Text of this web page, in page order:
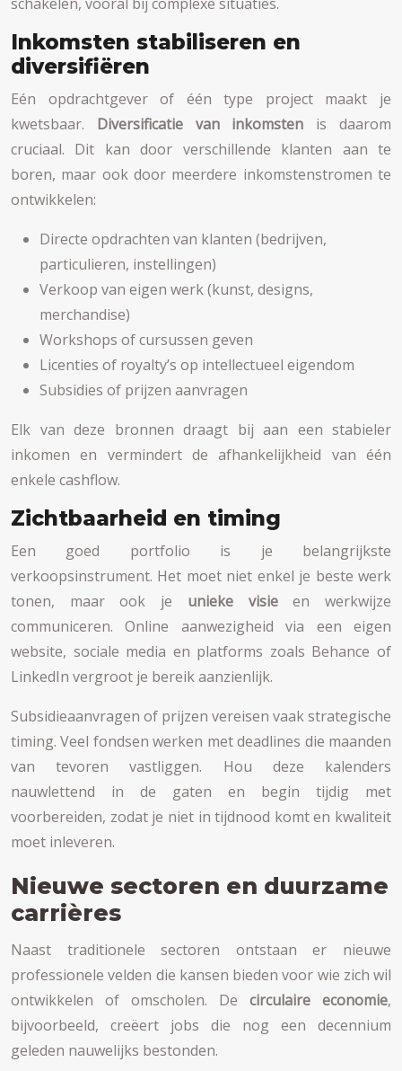
Inkomsten stabiliseren en
diversifiëren
Eén opdrachtgever of één type project maakt je
kwetsbaar. Diversificatie van inkomsten is daarom
cruciaal. Dit kan door verschillende klanten aan te
boren, maar ook door meerdere inkomstenstromen te
ontwikkelen:
Directe opdrachten van klanten (bedrijven,
particulieren, instellingen)
Verkoop van eigen werk (kunst, designs,
merchandise)
Workshops of cursussen geven
Licenties of royalty’s op intellectueel eigendom
Subsidies of prijzen aanvragen
Elk van deze bronnen draagt bij aan een stabieler
inkomen en vermindert de afhankelijkheid van één
enkele cashflow.
Zichtbaarheid en timing
Een goed portfolio is je belangrijkste
verkoopsinstrument. Het moet niet enkel je beste werk
tonen, maar ook je unieke visieen werkwijze
communiceren. Online aanwezigheid via een eigen
website, sociale media en platforms zoals Behance of
LinkedIn vergroot je bereik aanzienlijk.
Subsidieaanvragen of prijzen vereisen vaak strategische
timing. Veel fondsen werken met deadlines die maanden
van tevoren vastliggen. Hou deze kalenders
nauwlettend in de gaten en begin tijdig met
voorbereiden, zodat je niet in tijdnood komt en kwaliteit
moet inleveren.
Nieuwe sectoren en duurzame
carrières
Naast traditionele sectoren ontstaan er nieuwe
professionele velden die kansen bieden voor wie zich wil
ontwikkelen of omscholen. De circulaire economie,
bijvoorbeeld, creëert jobs die nog een decennium
geleden nauwelijks bestonden.